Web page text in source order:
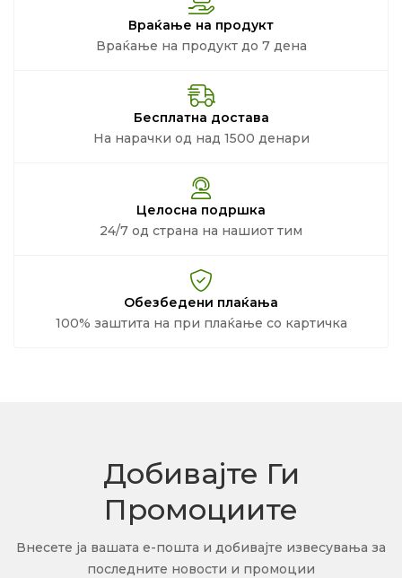
Враќање на продукт
Враќање на продукт до 7 дена
Бесплатна достава
На нарачки од над 1500 денари
Целосна подршка
24/7 од страна на нашиот тим
Обезбедени плаќања
100% заштита на при плаќање со картичка
Добивајте Ги
Промоциите
Внесете ја вашата е-пошта и добивајте извесувања за
последните новости и промоции